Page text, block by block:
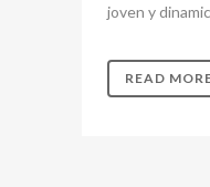
joven y
READ